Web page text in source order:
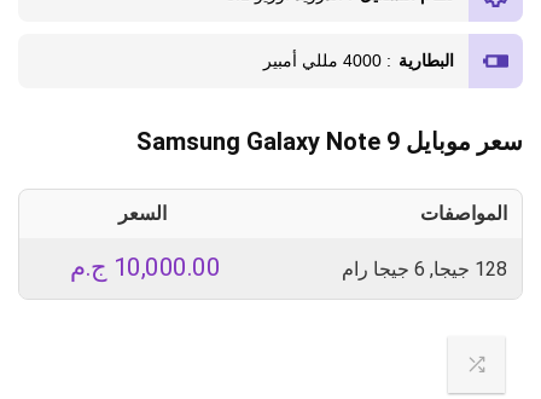
البطارية : 4000 مللي أمبير
سعر موبايل Samsung Galaxy Note 9
المواصفات السعر
128 جيجا, 6 جيجا رام ج.م 10,000.00